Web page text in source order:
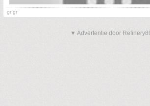
gr gr
▼ Advertentie door